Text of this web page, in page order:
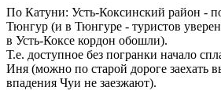
По Катуни: Усть-Коксинский район -
Тюнгур (и в Тюнгуре - туристов
в Усть-Коксе кордон обошли).
Т.е. доступное без погранки начало
Иня (можно по старой дороге
впадения Чуи не заезжают).